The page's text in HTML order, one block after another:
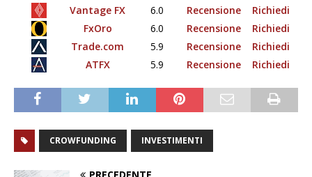
Vantage FX
6.0 Recensione
Richiedi
FxOro
6.0 Recensione
Richiedi
Trade.com
5.9 Recensione
Richiedi
ATFX
5.9 Recensione Richiedi
CROWFUNDING INVESTIMENTI